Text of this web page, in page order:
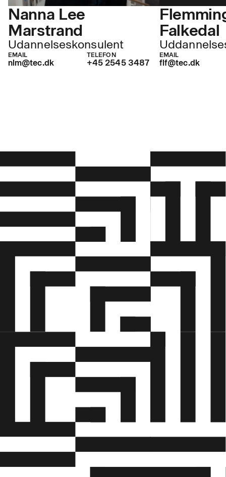
Falkedal
EMAIL
flf@tec.dk
Nanna Lee
Marstrand
Udannelseskonsulent
EMAIL
nlm@tec.dk
TELEFON
+45 2545 3487